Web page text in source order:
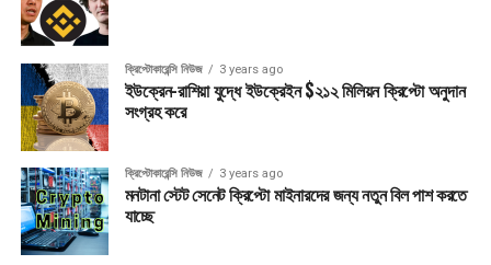
ক্রিপ্টোকারেন্সি নিউজ 3 years ago
ইউক্রেন-রাশিয়া যুদ্ধে ইউক্রেইন $২১২ মিলিয়ন ক্রিপ্টো অনুদান
সংগ্রহ করে
ক্রিপ্টোকারেন্সি নিউজ 3 years ago
মনটানা স্টেট সেনেট ক্রিপ্টো মাইনারদের জন্য নতুন বিল পাশ করতে
যাচ্ছে